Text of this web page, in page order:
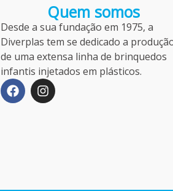
Quem somos
Desde a sua fundação em 1975, a
Diverplas tem se dedicado a
de uma extensa linha de brinquedos
infantis injetados em plásticos.
F
a
c
I
n
s